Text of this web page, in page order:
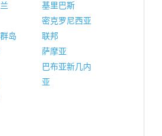
基里巴斯
岛
密克罗尼西亚
联邦
萨摩亚
巴布亚新几内
亚